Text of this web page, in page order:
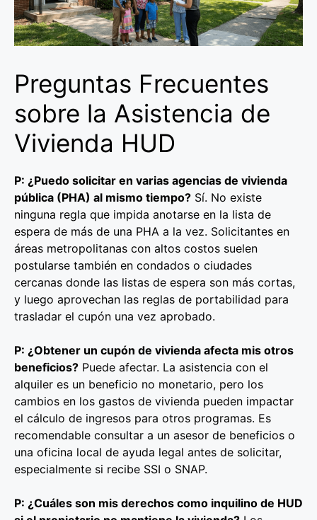
Preguntas Frecuentes
sobre la Asistencia de
Vivienda HUD
P: ¿Puedo solicitar en varias agencias de vivienda
pública (PHA) al mismo tiempo? Sí. No existe
ninguna regla que impida anotarse en la lista de
espera de más de una PHA a la vez. Solicitantes en
áreas metropolitanas con altos costos suelen
postularse también en condados o ciudades
cercanas donde las listas de espera son más cortas,
y luego aprovechan las reglas de portabilidad para
trasladar el cupón una vez aprobado.
P: ¿Obtener un cupón de vivienda afecta mis otros
beneficios? Puede afectar. La asistencia con el
alquiler es un beneficio no monetario, pero los
cambios en los gastos de vivienda pueden impactar
el cálculo de ingresos para otros programas. Es
recomendable consultar a un asesor de beneficios o
una oficina local de ayuda legal antes de solicitar,
especialmente si recibe SSI o SNAP.
P: ¿Cuáles son mis derechos como inquilino de HUD